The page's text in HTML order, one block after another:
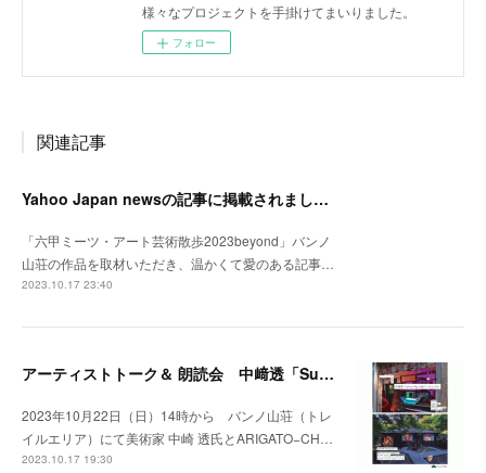
様々なプロジェクトを手掛けてまいりました。
フォロー
関連記事
Yahoo Japan newsの記事に掲載されました。
「六甲ミーツ・アート芸術散歩2023beyond」バンノ
山荘の作品を取材いただき、温かくて愛のある記事…
2023.10.17 23:40
アーティストトーク＆ 朗読会 中﨑透「Sunny Day Light /ハルとテル」開催！
2023年10月22日（日）14時から バンノ山荘（トレ
イルエリア）にて美術家 中崎 透氏とARIGATO−CH…
2023.10.17 19:30